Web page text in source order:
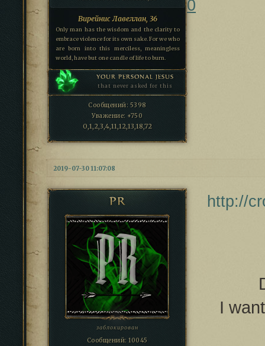
Вирейнис Лавеллан, 36
Only man has the wisdom and the clarity to
embrace violence for its own sake. For we who
are born into this merciless, meaningless
world, have but one candle of life to burn.
YOUR PERSONAL JESUS
that never asked for this
Сообщений: 5398
Уважение: +750
0,1,2,3,4,11,12,13,18,72
0
2019-07-30 11:07:08
PR
заблокирован
Сообщений: 10045
http://
I